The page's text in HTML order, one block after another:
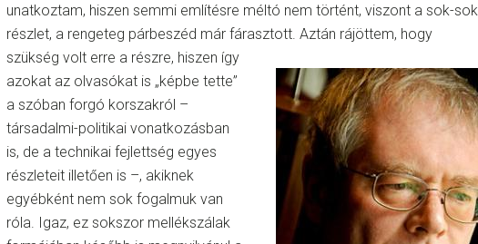
unatkoztam, hiszen semmi említésre méltó nem történt, viszont a sok-sok
részlet, a rengeteg párbeszéd már fárasztott. Aztán rájöttem, hogy
szükség volt erre a részre, hiszen így
azokat az olvasókat is „képbe tette”
a szóban forgó korszakról –
társadalmi-politikai vonatkozásban
is, de a technikai fejlettség egyes
részleteit illetően is –, akiknek
egyébként nem sok fogalmuk van
róla. Igaz, ez sokszor mellékszálak